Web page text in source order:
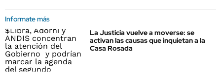
Informate más
La Justicia vuelve a moverse: se
activan las causas que inquietan a la
Casa Rosada